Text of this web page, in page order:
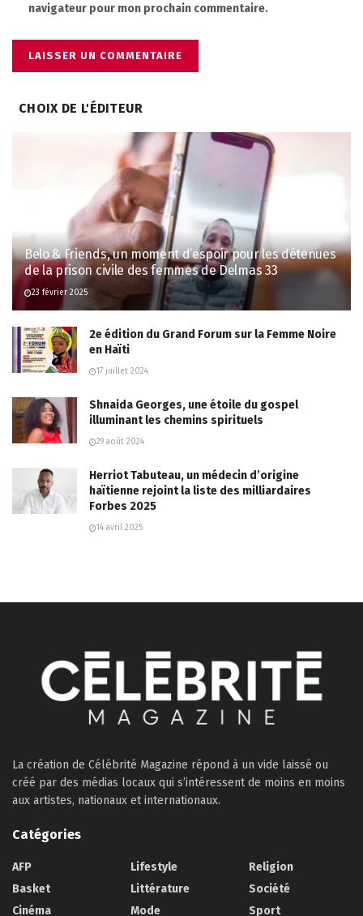
navigateur pour mon prochain commentaire.
CHOIX DE L'ÉDITEUR
Belo & Friends, un moment d’espoir pour les détenues
de la prison civile des femmes de Delmas 33
23 février 2025
2e édition du Grand Forum sur la Femme Noire
en Haïti
17 juillet 2024
Shnaida Georges, une étoile du gospel
illuminant les chemins spirituels
29 août 2024
Herriot Tabuteau, un médecin d’origine
haïtienne rejoint la liste des milliardaires
Forbes 2025
14 avril 2025
La création de Célébrité Magazine répond à un vide laissé ou
créé par des médias locaux qui s’intéressent de moins en moins
aux artistes, nationaux et internationaux.
Catégories
AFP
Basket
Cinéma
Lifestyle
Littérature
Mode
Religion
Société
Sport